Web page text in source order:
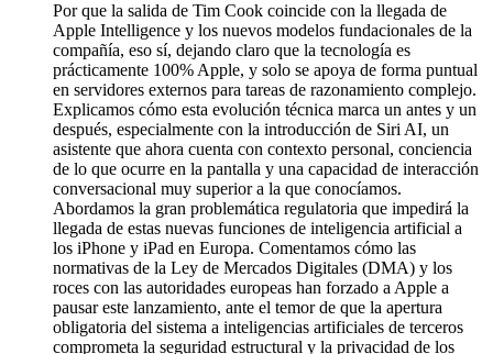
Por que la salida de Tim Cook coincide con la llegada de
Apple Intelligence y los nuevos modelos fundacionales de la
compañía, eso sí, dejando claro que la tecnología es
prácticamente 100% Apple, y solo se apoya de forma puntual
en servidores externos para tareas de razonamiento complejo.
Explicamos cómo esta evolución técnica marca un antes y un
después, especialmente con la introducción de Siri AI, un
asistente que ahora cuenta con contexto personal, conciencia
de lo que ocurre en la pantalla y una capacidad de interacción
conversacional muy superior a la que conocíamos.
Abordamos la gran problemática regulatoria que impedirá la
llegada de estas nuevas funciones de inteligencia artificial a
los iPhone y iPad en Europa. Comentamos cómo las
normativas de la Ley de Mercados Digitales (DMA) y los
roces con las autoridades europeas han forzado a Apple a
pausar este lanzamiento, ante el temor de que la apertura
obligatoria del sistema a inteligencias artificiales de terceros
comprometa la seguridad estructural y la privacidad de los